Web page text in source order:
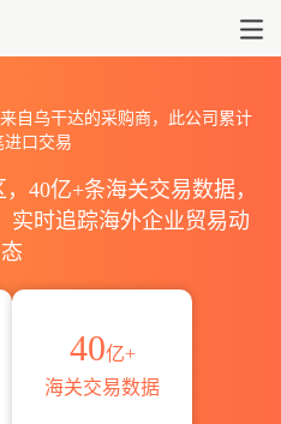
自乌干达的采购商，此公司累计
口交易
40亿+条海关交易数据，
实时追踪海外企业贸易动
态
40亿+
海关交易数据